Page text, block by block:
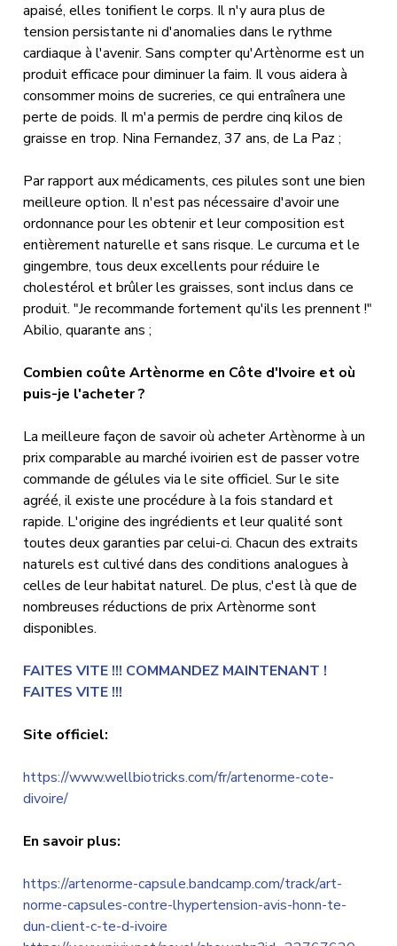
apaisé, elles tonifient le corps. Il n'y aura plus de
tension persistante ni d'anomalies dans le rythme
cardiaque à l'avenir. Sans compter qu'Artènorme est un
produit efficace pour diminuer la faim. Il vous aidera à
consommer moins de sucreries, ce qui entraînera une
perte de poids. Il m'a permis de perdre cinq kilos de
graisse en trop. Nina Fernandez, 37 ans, de La Paz ;
Par rapport aux médicaments, ces pilules sont une bien
meilleure option. Il n'est pas nécessaire d'avoir une
ordonnance pour les obtenir et leur composition est
entièrement naturelle et sans risque. Le curcuma et le
gingembre, tous deux excellents pour réduire le
cholestérol et brûler les graisses, sont inclus dans ce
produit. "Je recommande fortement qu'ils les prennent !"
Abilio, quarante ans ;
Combien coûte Artènorme en Côte d'Ivoire et où
puis-je l'acheter ?
La meilleure façon de savoir où acheter Artènorme à un
prix comparable au marché ivoirien est de passer votre
commande de gélules via le site officiel. Sur le site
agréé, il existe une procédure à la fois standard et
rapide. L'origine des ingrédients et leur qualité sont
toutes deux garanties par celui-ci. Chacun des extraits
naturels est cultivé dans des conditions analogues à
celles de leur habitat naturel. De plus, c'est là que de
nombreuses réductions de prix Artènorme sont
disponibles.
FAITES VITE !!! COMMANDEZ MAINTENANT !
FAITES VITE !!!
Site officiel:
https://www.wellbiotricks.com/fr/artenorme-cote-
divoire/
En savoir plus:
https://artenorme-capsule.bandcamp.com/track/art-
norme-capsules-contre-lhypertension-avis-honn-te-
dun-client-c-te-d-ivoire